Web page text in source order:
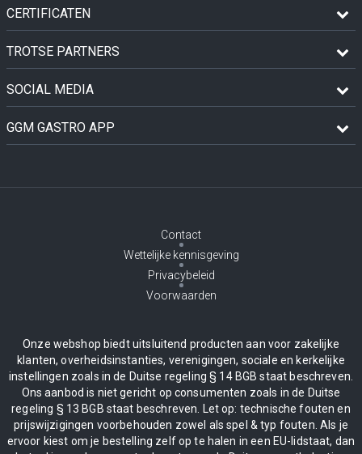
CERTIFICATEN
TROTSE PARTNERS
SOCIAL MEDIA
GGM GASTRO APP
Contact
Wettelijke kennisgeving
Privacybeleid
Voorwaarden
Onze webshop biedt uitsluitend producten aan voor zakelijke
klanten, overheidsinstanties, verenigingen, sociale en kerkelijke
instellingen zoals in de Duitse regeling § 14 BGB staat beschreven.
Ons aanbod is niet gericht op consumenten zoals in de Duitse
regeling § 13 BGB staat beschreven. Let op: technische fouten en
prijswijzigingen voorbehouden zowel als spel & typ fouten. Als je
ervoor kiest om je bestelling zelf op te halen in een EU-lidstaat, dan